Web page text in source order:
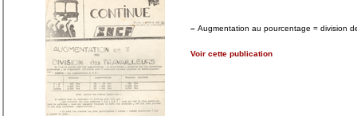
– Augmentation au pourcentage = division
Voir cette publication